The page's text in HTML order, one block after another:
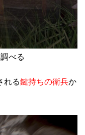
べる
れる鍵持ちの衛兵か